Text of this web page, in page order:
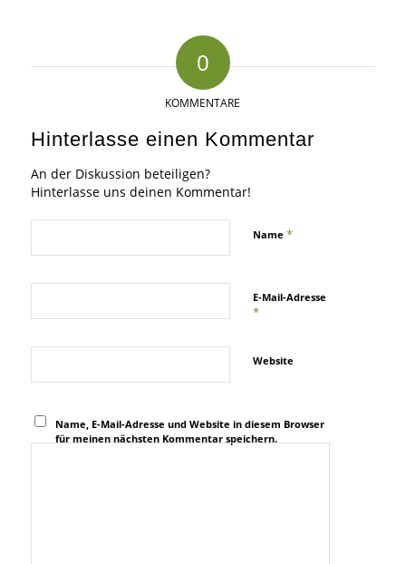
0
KOMMENTARE
Hinterlasse einen Kommentar
An der Diskussion beteiligen?
Hinterlasse uns deinen Kommentar!
Name *
E-Mail-Adresse
*
Website
Name, E-Mail-Adresse und Website in diesem Browser
für meinen nächsten Kommentar speichern.